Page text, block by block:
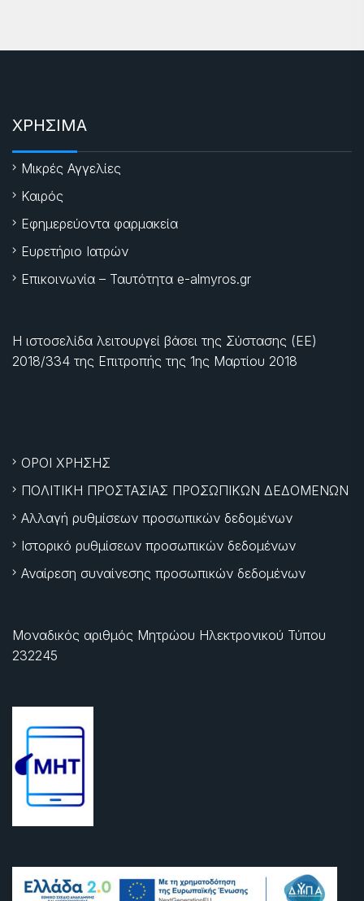
ΧΡΗΣΙΜΑ
Μικρές Αγγελίες
Καιρός
Εφημερεύοντα φαρμακεία
Ευρετήριο Ιατρών
Επικοινωνία – Ταυτότητα e-almyros.gr
Η ιστοσελίδα λειτουργεί βάσει της Σύστασης (ΕΕ)
2018/334 της Επιτροπής της 1ης Μαρτίου 2018
ΟΡΟΙ ΧΡΗΣΗΣ
ΠΟΛΙΤΙΚΗ ΠΡΟΣΤΑΣΙΑΣ ΠΡΟΣΩΠΙΚΩΝ ΔΕΔΟΜΕΝΩΝ
Αλλαγή ρυθμίσεων προσωπικών δεδομένων
Ιστορικό ρυθμίσεων προσωπικών δεδομένων
Αναίρεση συναίνεσης προσωπικών δεδομένων
Μοναδικός αριθμός Μητρώου Ηλεκτρονικού Τύπου
232245